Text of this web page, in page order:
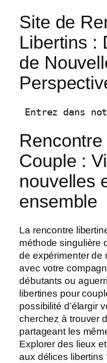
Site de
Libertins :
de
Couple :
nouvelles
ensemble
La rencontre
méthode singulière
de expérimenter de
avec votre
débutants ou
libertines pour
possibilité d’élargir
cherchez à trouver
partageant les
Explorer des lieux
aux délices libertins